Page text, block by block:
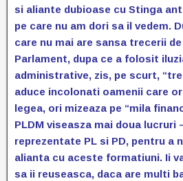
si aliante dubioase cu Stinga
pe care nu am dori sa il vedem.
care nu mai are sansa trecerii
Parlament, dupa ce a folosit
administrative, zis, pe scurt,
aduce incolonati oamenii care
legea, ori mizeaza pe “mila
PLDM viseasza mai doua
reprezentate PL si PD, pentru a
alianta cu aceste formatiuni. Ii
sa ii reuseasca, daca are multi